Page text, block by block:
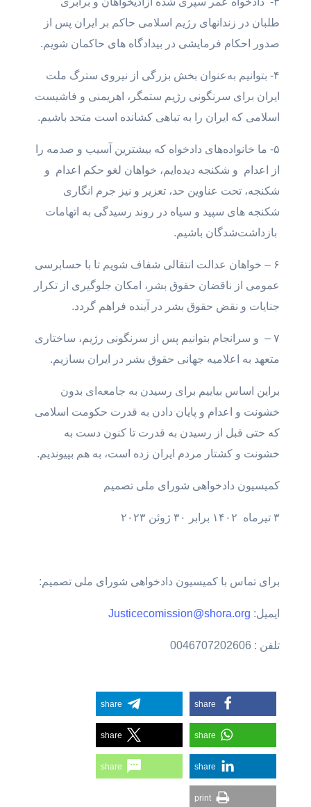
طلبان در زندانهای رژیم اسلامی حاکم بر ایران پس از
صدور احکام فرمایشی در بیدادگاه های حاکمان شویم.
۴- بتوانیم به‌عنوان بخش بزرگی از نیروی سترگ ملت
ایران برای سرنگونی رژیم ستمگر، اهریمنی و فاشیست
اسلامی که ایران را به تباهی کشانده است متحد باشیم.
۵- ما خانواده‌های دادخواه که بیشترین آسیب و صدمه را
از اعدام و شکنجه دیده‌ایم، خواهان لغو حکم اعدام و
شکنجه، تحت عناوین حد، تعزیر و نیز جرم انگاری
شکنجه های سپید و سیاه در روند رسیدگی به اتهامات
بازداشت‌شدگان باشیم.
۶ – خواهان عدالت انتقالی شفاف شویم تا با حسابرسی
عمومی از ناقضان حقوق بشر، امکان جلوگیری از تکرار
جنایات و نقض حقوق بشر در آینده فراهم گردد.
۷ – و سرانجام بتوانیم پس از سرنگونی رژیم، ساختاری
متعهد به اعلامیه جهانی حقوق بشر در ایران بسازیم.
براین اساس بیاییم برای رسیدن به جامعه‌ای بدون
خشونت و اعدام و پایان دادن به قدرت حکومت اسلامی
که حتی قبل از رسیدن به قدرت تا کنون دست به
خشونت و کشتار مردم ایران ‌زده است، به هم بپیوندیم.
کمیسیون دادخواهی شورای ملی تصمیم
۳ تیرماه ۱۴۰۲ برابر ۳۰ ژوئن ۲۰۲۳
برای تماس با کمیسیون دادخواهی شورای ملی تصمیم:
ایمیل: Justicecomission@shora.org
تلفن : 0046707202606
share
share
share
share
share
share
print